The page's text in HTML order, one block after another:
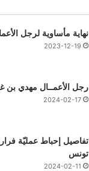
نهاية مأساوية لرجل
2023-12-19
رجل الأعمــال مهدي بن
2024-02-17
تفاصيل إحباط عمليّة
تونس
2024-02-11